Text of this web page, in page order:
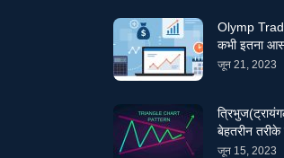
Olymp
कभी इतना
जून 21, 2023
बेहतरीन
जून 15, 2023